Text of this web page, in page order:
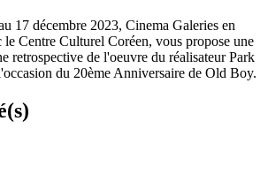
17 décembre 2023, Cinema Galeries en
le Centre Culturel Coréen, vous propose une
retrospective de l'oeuvre du réalisateur Park
du 20ème Anniversaire de Old Boy.